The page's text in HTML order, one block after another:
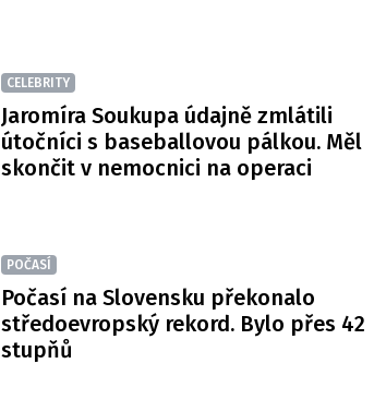
CELEBRITY
Jaromíra Soukupa údajně zmlátili
útočníci s baseballovou pálkou. Měl
skončit v nemocnici na operaci
POČASÍ
Počasí na Slovensku překonalo
středoevropský rekord. Bylo přes 42
stupňů